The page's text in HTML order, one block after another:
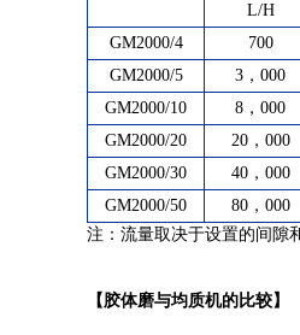
L/H
GM2000/4 700
GM2000/5
3，000
GM2000/10
8，000
GM2000/20
20，000
GM2000/30
40，000
GM2000/50
80，000
注：流量取决于设置的间隙
【胶体磨与均质机的比较】